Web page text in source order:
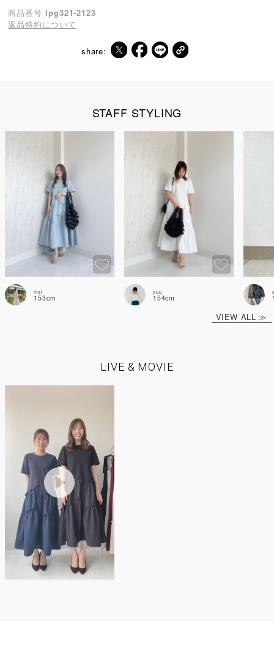
商品番号 lpg321-2123
返品特約について
share:
STAFF STYLING
mei
153cm
yuu
154cm
VIEW ALL ≫
LIVE & MOVIE